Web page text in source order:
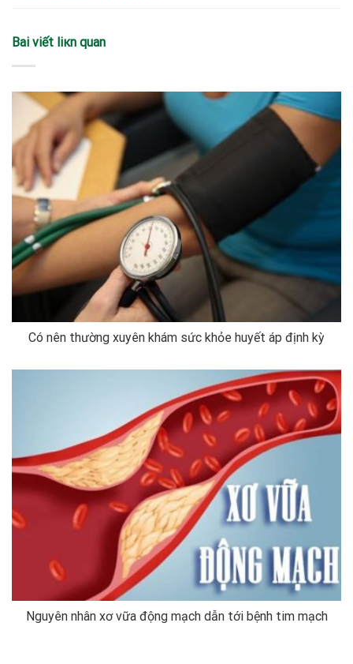
Bаi viết liкn quan
Có nên thường xuyên khám sức khỏe huyết áp định kỳ
Nguyên nhân xơ vữa động mạch dẫn tới bệnh tim mạch